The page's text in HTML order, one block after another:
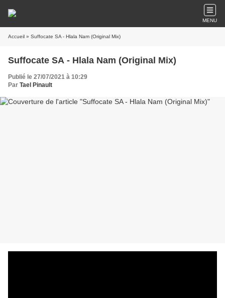
MENU
Accueil » Suffocate SA - Hlala Nam (Original Mix)
Suffocate SA - Hlala Nam (Original Mix)
Publié le 27/07/2021 à 10:29
Par Tael Pinault